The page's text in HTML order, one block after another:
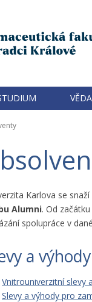
Karlova se
Alumni. Od
spolupráce v
a výhody
Vnitrouniverzitní slevy
Slevy a výhody pro